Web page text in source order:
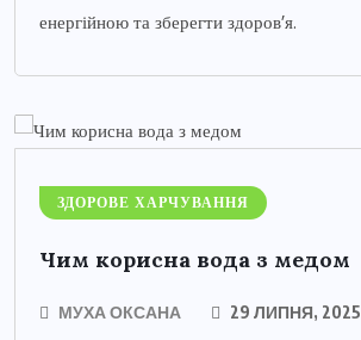
енергійною та зберегти здоров’я.
ЗДОРОВЕ ХАРЧУВАННЯ
Чим корисна вода з медом
МУХА ОКСАНА 29 ЛИПНЯ, 2025